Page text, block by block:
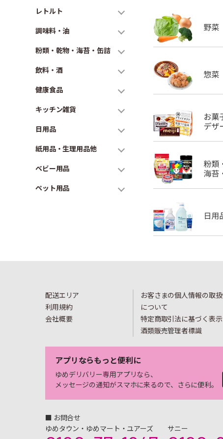
レトルト
調味料・油
粉類・乾物・海苔・缶詰
飲料・酒
健康食品
キッチン雑貨
日用品
紙用品・生理用品他
ベビー用品
ペット用品
配送エリア
利用規約
会社概要
お客さまの個人情報の取
について
特定商取引法に基づく表示
酒類販売管理者標識
アプリならもっと便利に
ゆめデリバリー専用アプリなら、
メッセージの通知がスマホに来るので、さらに便利。
■ お問合せ
ゆめタウン・ゆめマート・ユアーズ
サニー